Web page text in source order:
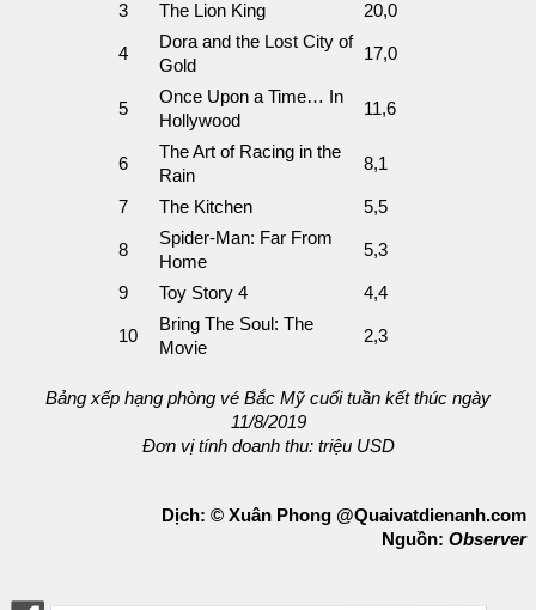
3 The Lion King 20,0
4
Dora and the Lost City of
Gold
17,0
5
Once Upon a Time… In
Hollywood
11,6
6
The Art of Racing in the
Rain
8,1
7 The Kitchen 5,5
8
Spider-Man: Far From
Home
5,3
9 Toy Story 4 4,4
10
Bring The Soul: The
Movie
2,3
Bảng xếp hạng phòng vé Bắc Mỹ cuối tuần kết thúc ngày
11/8/2019
Đơn vị tính doanh thu: triệu USD
Dịch: © Xuân Phong @Quaivatdienanh.com
Nguồn: Observer